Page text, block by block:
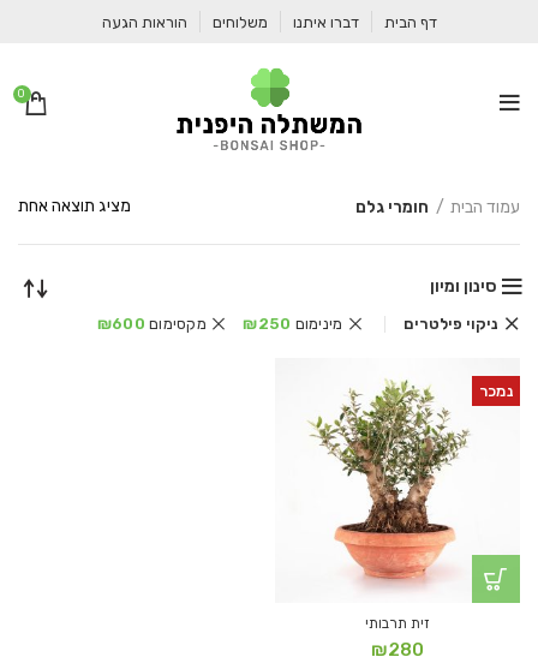
דף הבית דברו איתנו משלוחים הוראות הגעה
0
עמוד הבית חומרי גלם מציג תוצאה אחת
סינון ומיון
ניקוי פילטרים מינימום ₪250 מקסימום ₪600
נמכר
זית תרבותי
₪280